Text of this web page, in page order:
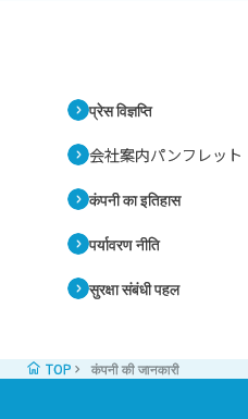
प्रेस विज्ञप्ति
会社案内パンフレット
कंपनी का इतिहास
पर्यावरण नीति
सुरक्षा संबंधी पहल
TOP कंपनी की जानकारी